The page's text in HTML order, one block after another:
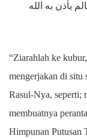
يأذن به الله
“Ziarahlah ke
mengerjakan di situ
Rasul-Nya, seperti;
membuatnya
Himpunan Putusan